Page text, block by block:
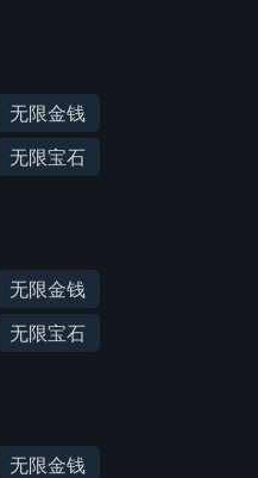
无限金钱
无限宝石
无限金钱
无限宝石
无限金钱